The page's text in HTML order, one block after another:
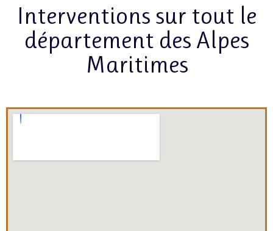
Interventions sur tout le
département des Alpes
Maritimes